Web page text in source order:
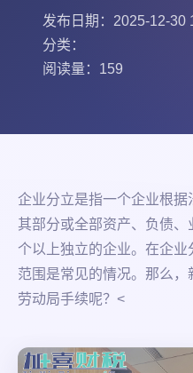
发布日期：2025-12-30
分类：
阅读量：159
企业分立是指一个企业根
其部分或全部资产、负债
个以上独立的企业。在企
范围是常见的情况。那么
劳动局手续呢？<